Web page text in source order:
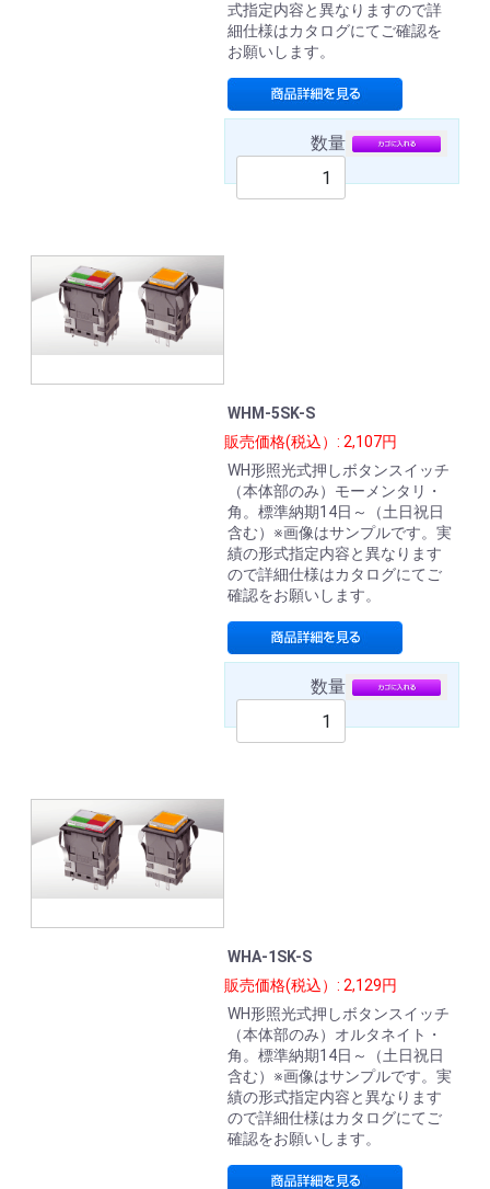
式指定内容と異なりますので詳
細仕様はカタログにてご確認を
お願いします。
数量
WHM-5SK-S
販売価格(税込）: 2,107円
WH形照光式押しボタンスイッチ
（本体部のみ）モーメンタリ・
角。標準納期14日～（土日祝日
含む）※画像はサンプルです。実
績の形式指定内容と異なります
ので詳細仕様はカタログにてご
確認をお願いします。
数量
WHA-1SK-S
販売価格(税込）: 2,129円
WH形照光式押しボタンスイッチ
（本体部のみ）オルタネイト・
角。標準納期14日～（土日祝日
含む）※画像はサンプルです。実
績の形式指定内容と異なります
ので詳細仕様はカタログにてご
確認をお願いします。